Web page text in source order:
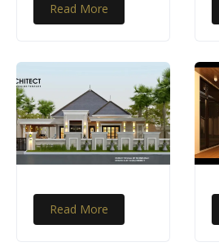
Read More
Read More